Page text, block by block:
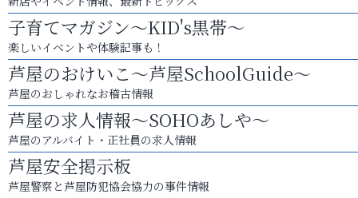
子育てマガジン～KID's黒帯～
楽しいイベントや体験記事も！
芦屋のおけいこ～芦屋SchoolGuide～
芦屋のおしゃれなお稽古情報
芦屋の求人情報～SOHOあしや～
芦屋のアルバイト・正社員の求人情報
芦屋安全掲示板
芦屋警察と芦屋防犯協会協力の事件情報